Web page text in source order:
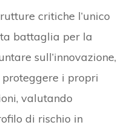
critiche l’unico
battaglia per la
sull’innovazione,
i propri
valutando
di rischio in